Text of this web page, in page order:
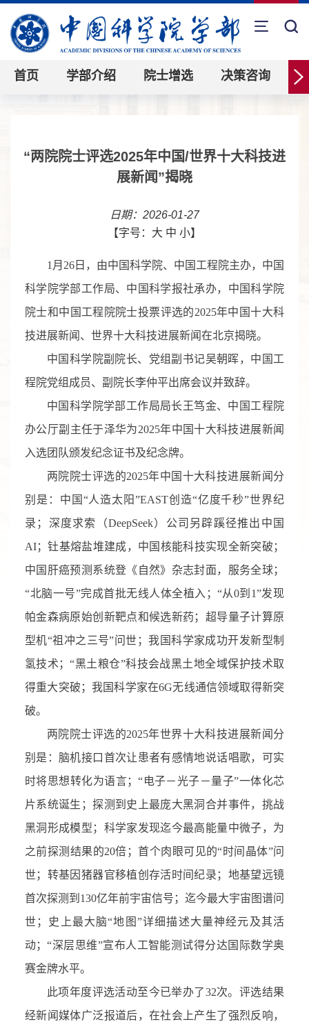
首页 学部介绍 院士增选 决策咨询
“两院院士评选2025年中国/世界十大科技进
展新闻”揭晓
日期：2026-01-27
【字号： 大 中 小】
1 月 26 日 ， 由中国科学院、中国工程院主办，中国
科学院学部工作局、中国科学报社承办，中国科学院
院士和中国工程院院士投票评选的2025年中国十大科
技进展新闻、世界十大科技进展新闻在北京揭晓。
中国科学院副院长、党组副书记吴朝晖，中国工
程院党组成员、副院长李仲平出席会议并致辞。
中国科学院学部工作局局长王笃金、中国工程院
办公厅副主任于泽华为2025年中国十大科技进展新闻
入选团队颁发纪念证书及纪念牌。
两院院士评选的2025年中国十大科技进展新闻分
别是：中国 “人造太阳”EAST创造“亿度千秒”世界纪
录 ； 深度求索（DeepSeek）公司另辟蹊径推出中国
AI； 钍基熔盐堆建成，中国核能科技实现全新突破 ；
中国肝癌预测系统登《自然》杂志封面，服务全球；
“北脑一号”完成首批无线人体全植入 ； “从0到 1”发现
帕金森病原始创新靶点和候选新药 ； 超导量子计算原
型机“祖冲之三号”问世 ； 我国科学家成功开发新型制
氢技术；“黑土粮仓”科技会战黑土地全域保护技术取
得重大突破 ； 我国科学家在6G无线通信领域取得新突
破。
两院院士评选的2025年世界十大科技进展新闻分
别是：脑机接口首次让患者有感情地说话唱歌，可实
时将思想转化为语言；“电子－ 光子－量子”一体化芯
片系统诞生 ； 探测到史上最庞大黑洞合并事件，挑战
黑洞形成模型 ； 科学家发现迄今最高能量中微子，为
之前探测结果的20倍 ； 首个肉眼可见的“时间晶体”问
世； 转基因猪器官移植创存活时间纪录 ； 地基望远镜
首次探测到 130亿年前宇宙信号 ； 迄今最大宇宙图谱问
世 ； 史上最大脑“地图 ”详细描述大量神经元及其活
动 ；“深层思维”宣布人工智能测试得分达国际数学奥
赛金牌水平。
此项年度评选活动至今已举办了32次。评选结果
经新闻媒体广泛报道后，在社会上产生了强烈反响，